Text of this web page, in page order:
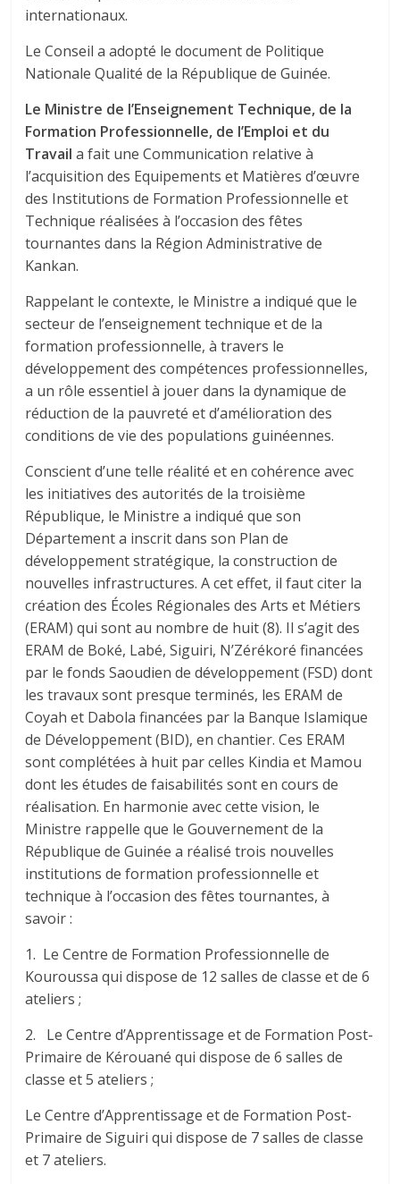
internationaux.
Le Conseil a adopté le document de Politique
Nationale Qualité de la République de Guinée.
Le Ministre de l’Enseignement Technique, de la
Formation Professionnelle, de l’Emploi et du
Travaila fait une Communication relative à
l’acquisition des Equipements et Matières d’œuvre
des Institutions de Formation Professionnelle et
Technique réalisées à l’occasion des fêtes
tournantes dans la Région Administrative de
Kankan.
Rappelant le contexte, le Ministre a indiqué que le
secteur de l’enseignement technique et de la
formation professionnelle, à travers le
développement des compétences professionnelles,
a un rôle essentiel à jouer dans la dynamique de
réduction de la pauvreté et d’amélioration des
conditions de vie des populations guinéennes.
Conscient d’une telle réalité et en cohérence avec
les initiatives des autorités de la troisième
République, le Ministre a indiqué que son
Département a inscrit dans son Plan de
développement stratégique, la construction de
nouvelles infrastructures. A cet effet, il faut citer la
création des Écoles Régionales des Arts et Métiers
(ERAM) qui sont au nombre de huit (8). Il s’agit des
ERAM de Boké, Labé, Siguiri, N’Zérékoré financées
par le fonds Saoudien de développement (FSD) dont
les travaux sont presque terminés, les ERAM de
Coyah et Dabola financées par la Banque Islamique
de Développement (BID), en chantier. Ces ERAM
sont complétées à huit par celles Kindia et Mamou
dont les études de faisabilités sont en cours de
réalisation. En harmonie avec cette vision, le
Ministre rappelle que le Gouvernement de la
République de Guinée a réalisé trois nouvelles
institutions de formation professionnelle et
technique à l’occasion des fêtes tournantes, à
savoir :
1. Le Centre de Formation Professionnelle de
Kouroussa qui dispose de 12 salles de classe et de 6
ateliers ;
2. Le Centre d’Apprentissage et de Formation Post-
Primaire de Kérouané qui dispose de 6 salles de
classe et 5 ateliers ;
Le Centre d’Apprentissage et de Formation Post-
Primaire de Siguiri qui dispose de 7 salles de classe
et 7 ateliers.